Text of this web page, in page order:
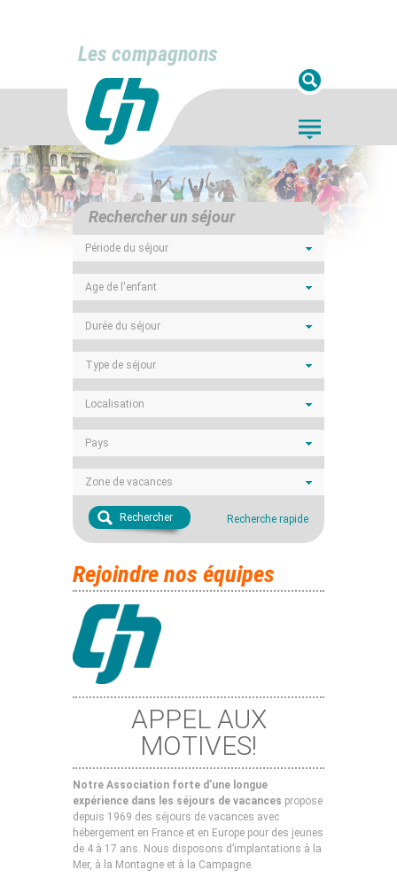
Les compagnons
Rechercher un séjour
Période du séjour
Age de l'enfant
Durée du séjour
Type de séjour
Localisation
Pays
Zone de vacances
Recherche rapide
Rechercher
Rejoindre nos équipes
APPEL AUX
MOTIVES!
Notre Association forte d’une longue
expérience dans les séjours de vacances propose
depuis 1969 des séjours de vacances avec
hébergement en France et en Europe pour des jeunes
de 4 à 17 ans. Nous disposons d’implantations à la
Mer, à la Montagne et à la Campagne.